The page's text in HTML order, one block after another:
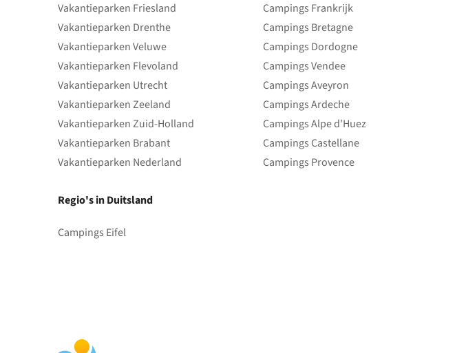
Vakantieparken Friesland
Vakantieparken Drenthe
Vakantieparken Veluwe
Vakantieparken Flevoland
Vakantieparken Utrecht
Vakantieparken Zeeland
Vakantieparken Zuid-Holland
Vakantieparken Brabant
Vakantieparken Nederland
Regio's in Duitsland
Campings Eifel
Campings Frankrijk
Campings Bretagne
Campings Dordogne
Campings Vendee
Campings Aveyron
Campings Ardeche
Campings Alpe d'Huez
Campings Castellane
Campings Provence